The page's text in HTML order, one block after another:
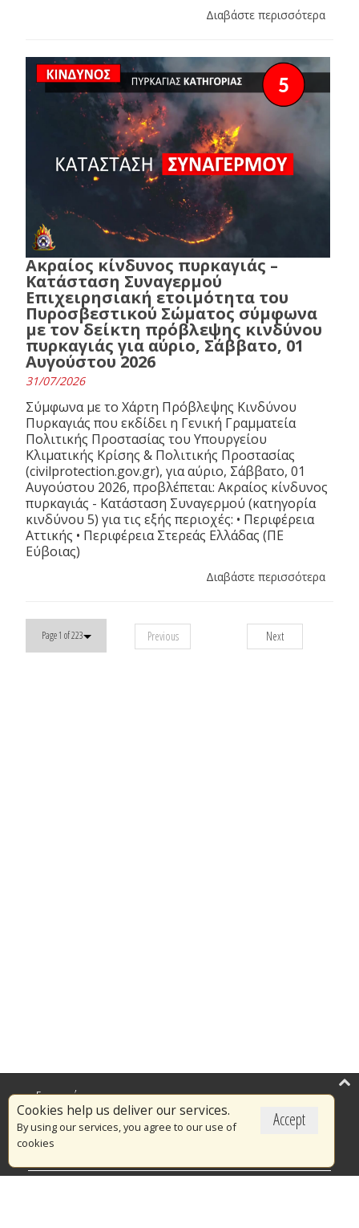
Διαβάστε περισσότερα
Ακραίος κίνδυνος πυρκαγιάς –
Κατάσταση Συναγερμού
Επιχειρησιακή ετοιμότητα του
Πυροσβεστικού Σώματος σύμφωνα
με τον δείκτη πρόβλεψης κινδύνου
πυρκαγιάς για αύριο, Σάββατο, 01
Αυγούστου 2026
31/07/2026
Σύμφωνα με το Χάρτη Πρόβλεψης Κινδύνου
Πυρκαγιάς που εκδίδει η Γενική Γραμματεία
Πολιτικής Προστασίας του Υπουργείου
Κλιματικής Κρίσης & Πολιτικής Προστασίας
(civilprotection.gov.gr), για αύριο, Σάββατο, 01
Αυγούστου 2026, προβλέπεται: Ακραίος κίνδυνος
πυρκαγιάς - Κατάσταση Συναγερμού (κατηγορία
κινδύνου 5) για τις εξής περιοχές: • Περιφέρεια
Αττικής • Περιφέρεια Στερεάς Ελλάδας (ΠΕ
Εύβοιας)
Διαβάστε περισσότερα
Page 1 of 223 Previous Next
Accept
Cookies help us deliver our services.
By using our services, you agree to our use of
cookies
Επικαιρότητα
Το Πυροσβεστικό Σώμα